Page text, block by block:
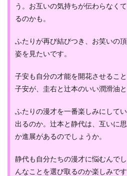
う。お互いの気持ちが伝わらなく
るのかも。
ふたりが再び結びつき、お笑いの
姿を見たいです。
子安も自分の才能を開花させるこ
子安が、圭右と辻本のいい潤滑油と
ふたりの漫才を一番楽しみにして
出るのか。辻本と静代は、互いに
か進展があるのでしょうか。
静代も自分たちの漫才に悩むんで
んなことを選び取るのか楽しみです